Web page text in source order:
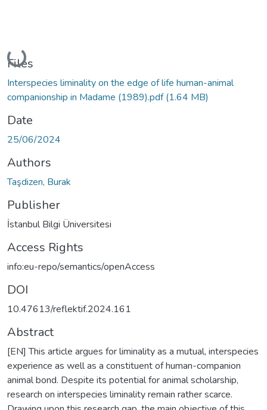
Loading...
Files
Interspecies liminality on the edge of life human-animal
companionship in Madame (1989).pdf(1.64 MB)
Date
25/06/2024
Authors
Taşdizen, Burak
Publisher
İstanbul Bilgi Üniversitesi
Access Rights
info:eu-repo/semantics/openAccess
DOI
10.47613/reflektif.2024.161
Abstract
[EN] This article argues for liminality as a mutual, interspecies
experience as well as a constituent of human-companion
animal bond. Despite its potential for animal scholarship,
research on interspecies liminality remain rather scarce.